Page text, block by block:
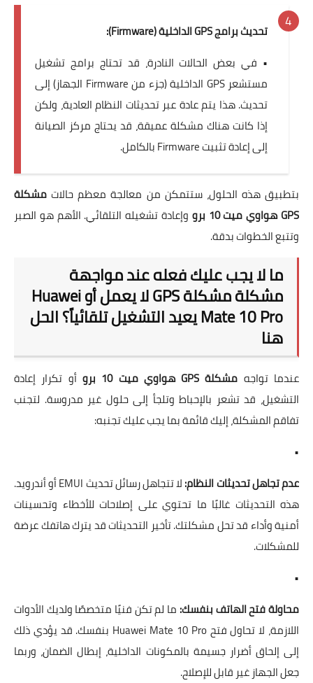
تحديث برامج GPS الداخلية (Firmware):
• في بعض الحالات النادرة، قد تحتاج برامج تشغيل
مستشعر GPS الداخلية (جزء من Firmware الجهاز) إلى
تحديث. هذا يتم عادة عبر تحديثات النظام العادية، ولكن
إذا كانت هناك مشكلة عميقة، قد يحتاج مركز الصيانة
إلى إعادة تثبيت Firmware بالكامل.
بتطبيق هذه الحلول، ستتمكن من معالجة معظم حالات مشكلة
GPS هواوي ميت 10 برو
وإعادة تشغيله التلقائي. الأهم هو الصبر
وتتبع الخطوات بدقة.
ما لا يجب عليك فعله عند مواجهة
مشكلة مشكلة GPS لا يعمل أو Huawei
Mate 10 Pro يعيد التشغيل تلقائياً؟ الحل
هنا
عندما تواجه مشكلة GPS هواوي ميت 10 برو
أو تكرار إعادة
التشغيل، قد تشعر بالإحباط وتلجأ إلى حلول غير مدروسة. لتجنب
تفاقم المشكلة، إليك قائمة بما يجب عليك تجنبه:
•
عدم تجاهل تحديثات النظام:
لا تتجاهل رسائل تحديث EMUI أو أندرويد.
هذه التحديثات غالبًا ما تحتوي على إصلاحات للأخطاء وتحسينات
أمنية وأداء قد تحل مشكلتك. تأخير التحديثات قد يترك هاتفك عرضة
للمشكلات.
•
محاولة فتح الهاتف بنفسك: ما لم تكن فنيًا متخصصًا ولديك الأدوات
اللازمة، لا تحاول فتح Huawei Mate 10 Pro بنفسك. قد يؤدي ذلك
إلى إلحاق أضرار جسيمة بالمكونات الداخلية، إبطال الضمان، وربما
جعل الجهاز غير قابل للإصلاح.